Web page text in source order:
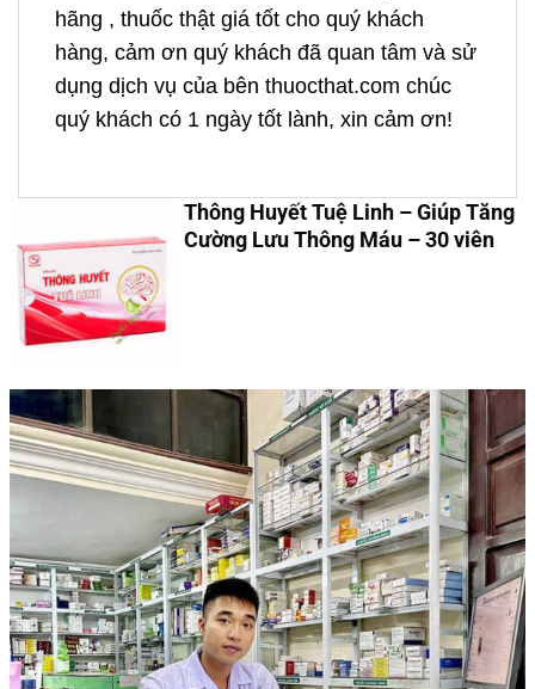
hãng , thuốc thật giá tốt cho quý khách
hàng, cảm ơn quý khách đã quan tâm và sử
dụng dịch vụ của bên thuocthat.com chúc
quý khách có 1 ngày tốt lành, xin cảm ơn!
Thông Huyết Tuệ Linh – Giúp Tăng
Cường Lưu Thông Máu – 30 viên